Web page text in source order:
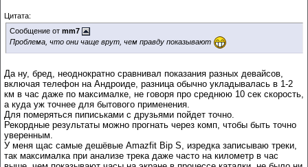
Цитата:
Сообщение от mm7
Проблема, что они чаще врут, чем правду показывают
Да ну, бред, неоднократно сравнивал показания разных девайсов,
включая телефон на Андроиде, разница обычно укладывалась в 1-2
км в час даже по максималке, не говоря про среднюю 10 сек скорость,
а куда уж точнее для бытового применения.
Для померяться пиписьками с друзьями пойдет точно.
Рекордные результаты можно прогнать через комп, чтобы быть точно
уверенным.
У меня щас самые дешёвые Amazfit Bip S, изредка записываю треки,
так максималка при анализе трека даже часто на километр в час